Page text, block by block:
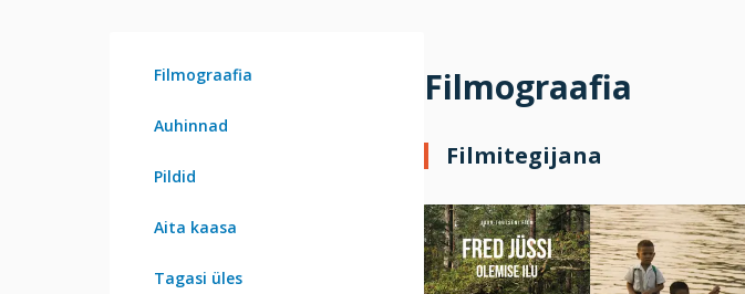
Filmograafia
Auhinnad
Pildid
Aita kaasa
Tagasi üles
Filmograafia
Filmitegijana